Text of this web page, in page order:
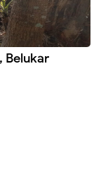
Belukar